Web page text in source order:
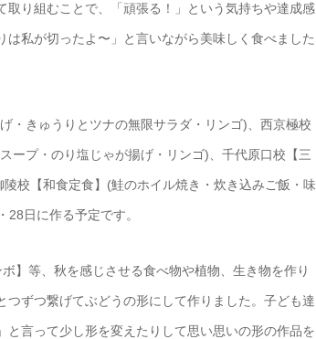
り組むことで、「頑張る！」という気持ちや達成感
私が切ったよ〜」と言いながら美味しく食べました
・きゅうりとツナの無限サラダ・リンゴ)、西京極校
ープ・のり塩じゃが揚げ・リンゴ)、千代原口校【三
校【和食定食】(鮭のホイル焼き・炊き込みご飯・味
日に作る予定です。
】等、秋を感じさせる食べ物や植物、生き物を作り
ずつ繋げてぶどうの形にして作りました。子ども達
言って少し形を変えたりして思い思いの形の作品を